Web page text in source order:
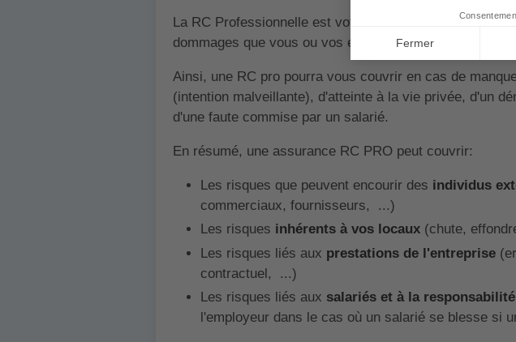
La RC Professionnelle est votre bouclier face aux
dommages que vous ou vos employés pourriez causer
Ainsi, une RC pro pourra vous couvrir en cas de
(intention malveillante), d'atteinte à la vie privée, d'un
d'une faute commise par un salarié.
En résumé, une assurance RC PRO peut couvrir:
Les risques que peuvent encourir des individus
commerciaux, fournisseurs, ...)
Les risques inhérents à vos locaux (chute,
Les risques liés aux prestations de l'entreprise
contractuel, ...)
Les risques liés aux salariés et à la
l'employeur dans le cas où un salarié se blesse si